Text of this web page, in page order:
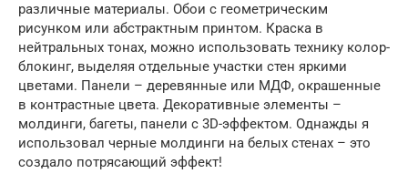
различные материалы. Обои с геометрическим
рисунком или абстрактным принтом. Краска в
нейтральных тонах, можно использовать технику колор-
блокинг, выделяя отдельные участки стен яркими
цветами. Панели – деревянные или МДФ, окрашенные
в контрастные цвета. Декоративные элементы –
молдинги, багеты, панели с 3D-эффектом. Однажды я
использовал черные молдинги на белых стенах – это
создало потрясающий эффект!